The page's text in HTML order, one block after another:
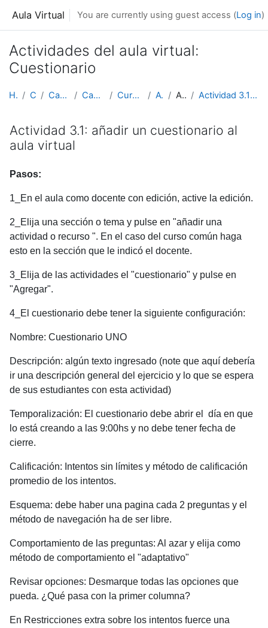
Aula Virtual You are currently using guest access (Log in)
Actividades del aula virtual:
Cuestionario
Home Courses Capacitación ArTEC Capacitaciones 2017 Cursos de verano 2017 AV_2017_1 Actividades Actividad 3.1: añadir un cuestionario al aula virtual
Actividad 3.1: añadir un cuestionario al
aula virtual
Pasos:
1_En el aula como docente con edición, active la edición.
2_Elija una sección o tema y pulse en "añadir una
actividad o recurso ". En el caso del curso común haga
esto en la sección que le indicó el docente.
3_Elija de las actividades el "cuestionario" y pulse en
"Agregar".
4_El cuestionario debe tener la siguiente configuración:
Nombre: Cuestionario UNO
Descripción: algún texto ingresado (note que aquí debería
ir una descripción general del ejercicio y lo que se espera
de sus estudiantes con esta actividad)
Temporalización: El cuestionario debe abrir el día en que
lo está creando a las 9:00hs y no debe tener fecha de
cierre.
Calificación: Intentos sin límites y método de calificación
promedio de los intentos.
Esquema: debe haber una pagina cada 2 preguntas y el
método de navegación ha de ser libre.
Comportamiento de las preguntas: Al azar y elija como
método de comportamiento el "adaptativo"
Revisar opciones: Desmarque todas las opciones que
pueda. ¿Qué pasa con la primer columna?
En Restricciones extra sobre los intentos fuerce una